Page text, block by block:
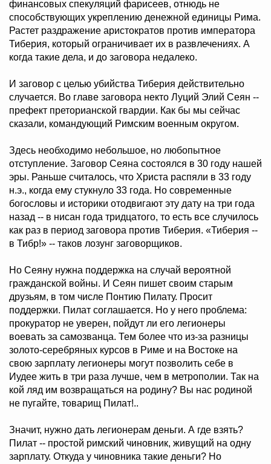
финансовых спекуляций фарисеев, отнюдь не
способствующих укреплению денежной единицы Рима.
Растет раздражение аристократов против императора
Тиберия, который ограничивает их в развлечениях. А
когда такие дела, и до заговора недалеко.
И заговор с целью убийства Тиберия действительно
случается. Во главе заговора некто Луций Элий Сеян --
префект преторианской гвардии. Как бы мы сейчас
сказали, командующий Римским военным округом.
Здесь необходимо небольшое, но любопытное
отступление. Заговор Сеяна состоялся в 30 году нашей
эры. Раньше считалось, что Христа распяли в 33 году
н.э., когда ему стукнуло 33 года. Но современные
богословы и историки отодвигают эту дату на три года
назад -- в нисан года тридцатого, то есть все случилось
как раз в период заговора против Тиберия. «Тиберия --
в Тибр!» -- таков лозунг заговорщиков.
Но Сеяну нужна поддержка на случай вероятной
гражданской войны. И Сеян пишет своим старым
друзьям, в том числе Понтию Пилату. Просит
поддержки. Пилат соглашается. Но у него проблема:
прокуратор не уверен, пойдут ли его легионеры
воевать за самозванца. Тем более что из-за разницы
золото-серебряных курсов в Риме и на Востоке на
свою зарплату легионеры могут позволить себе в
Иудее жить в три раза лучше, чем в метрополии. Так на
кой ляд им возвращаться на родину? Вы нас родиной
не пугайте, товарищ Пилат!..
Значит, нужно дать легионерам деньги. А где взять?
Пилат -- простой римский чиновник, живущий на одну
зарплату. Откуда у чиновника такие деньги? Но